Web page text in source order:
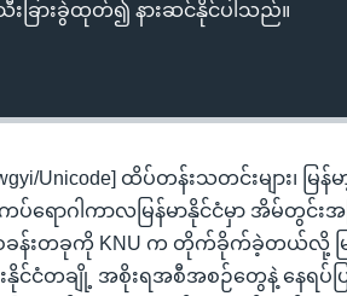
းခြားခွဲထုတ်၍ နားဆင်နိုင်ပါသည်။
Unicode] ထိပ်တန်းသတင်းများ၊ မ
ပ်ရောဂါကာလမြန်မာနိုင်ငံမှာ အိမ်တွ
ခန်းတခုကို KNU က တိုက်ခိုက်ခဲ့တယ်လို့ မြ
နိုင်ငံတချို့ အစိုးရအစီအစဉ်တွေနဲ့ နေရပ်